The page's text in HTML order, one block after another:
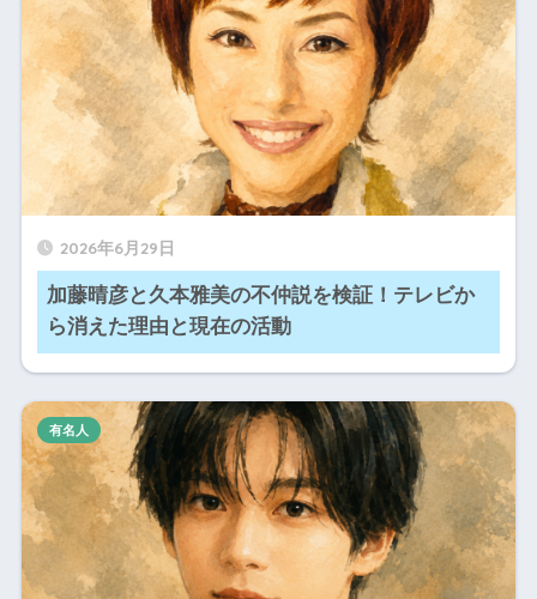
2026年6月29日
加藤晴彦と久本雅美の不仲説を検証！テレビか
ら消えた理由と現在の活動
有名人